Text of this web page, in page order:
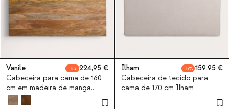
Vanile 6
224,95
Cabeceira para cama de 160
cm em madeira de manga
Vanile
Ilham 5
159,95
Cabeceira de tecido para
cama de 170 cm Ilham